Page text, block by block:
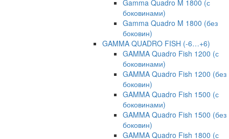
Gamma Quadro M 1800 (с
боковинами)
Gamma Quadro M 1800 (без
боковин)
GAMMA QUADRO FISH (-6…+6)
GAMMA Quadro Fish 1200 (с
боковинами)
GAMMA Quadro Fish 1200 (без
боковин)
GAMMA Quadro Fish 1500 (с
боковинами)
GAMMA Quadro Fish 1500 (без
боковин)
GAMMA Quadro Fish 1800 (с